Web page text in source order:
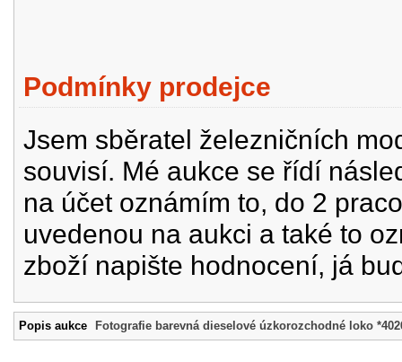
Podmínky prodejce
Jsem sběratel železničních
souvisí. Mé aukce se řídí
na účet oznámím to, do 2
uvedenou na aukci a také to
zboží napište hodnocení, já
Popis aukce Fotografie barevná dieselové úzkorozchodné loko